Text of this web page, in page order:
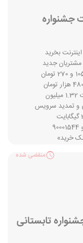
جشنواره
بخرید
جدید
خرید»
منقضی شده
جشنواره تابستانی